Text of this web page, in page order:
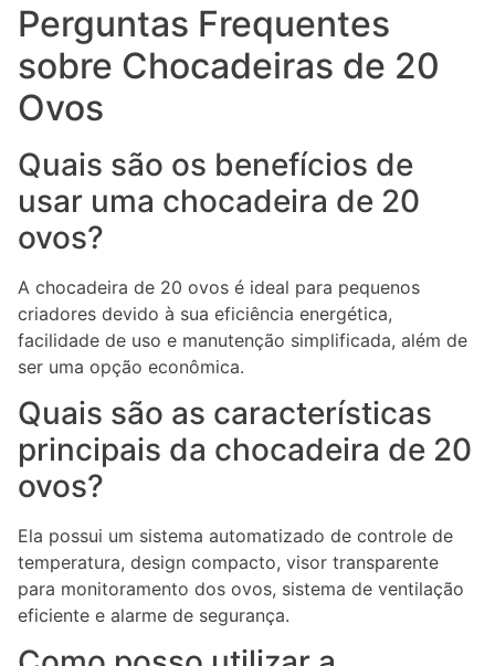
Perguntas Frequentes
sobre Chocadeiras de 20
Ovos
Quais são os benefícios de
usar uma chocadeira de 20
ovos?
A chocadeira de 20 ovos é ideal para pequenos
criadores devido à sua eficiência energética,
facilidade de uso e manutenção simplificada, além de
ser uma opção econômica.
Quais são as características
principais da chocadeira de 20
ovos?
Ela possui um sistema automatizado de controle de
temperatura, design compacto, visor transparente
para monitoramento dos ovos, sistema de ventilação
eficiente e alarme de segurança.